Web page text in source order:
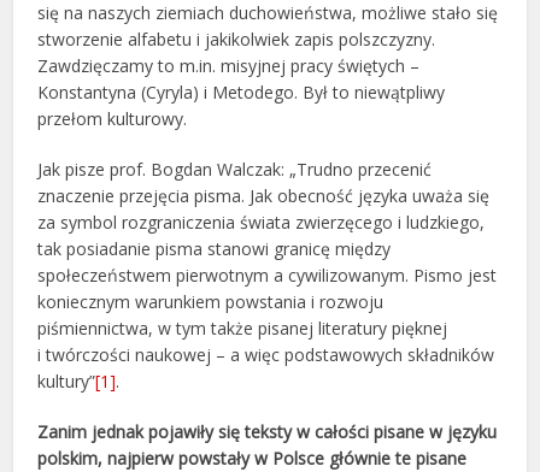
się na naszych ziemiach duchowieństwa, możliwe stało się
stworzenie alfabetu i jakikolwiek zapis polszczyzny.
Zawdzięczamy to m.in. misyjnej pracy świętych –
Konstantyna (Cyryla) i Metodego. Był to niewątpliwy
przełom kulturowy.
Jak pisze prof. Bogdan Walczak: „Trudno przecenić
znaczenie przejęcia pisma. Jak obecność języka uważa się
za symbol rozgraniczenia świata zwierzęcego i ludzkiego,
tak posiadanie pisma stanowi granicę między
społeczeństwem pierwotnym a cywilizowanym. Pismo jest
koniecznym warunkiem powstania i rozwoju
piśmiennictwa, w tym także pisanej literatury pięknej
i twórczości naukowej – a więc podstawowych składników
kultury”[1].
Zanim jednak pojawiły się teksty w całości pisane w języku
polskim, najpierw powstały w Polsce głównie te pisane